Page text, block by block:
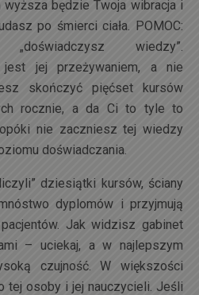
będzie Twoja wibracja i
po śmierci ciała. POMOC:
wiedzy”.
jest jej przeżywaniem, a nie
skończyć pięćset kursów
rocznie, a da Ci to tyle to
nie zaczniesz tej wiedzy
doświadczania.
dziesiątki kursów, ściany
dyplomów i przyjmują
Jak widzisz gabinet
– uciekaj, a w najlepszym
czujność. W większości
tej osoby i jej nauczycieli. Jeśli